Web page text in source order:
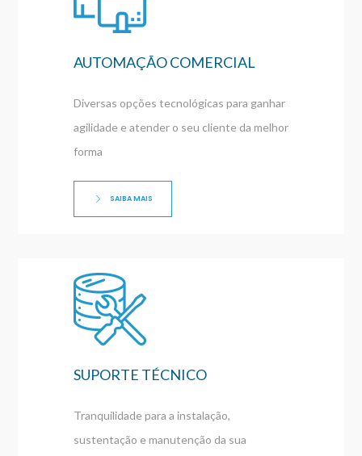
AUTOMAÇÃO COMERCIAL
Diversas opções tecnológicas para ganhar
agilidade e atender o seu cliente da melhor
forma
SAIBA MAIS
SUPORTE TÉCNICO
Tranquilidade para a instalação,
sustentação e manutenção da sua